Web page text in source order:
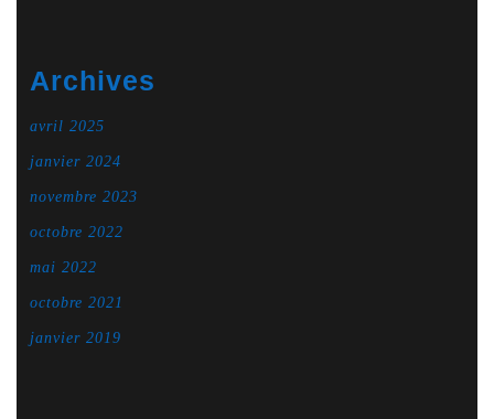
Archives
avril 2025
janvier 2024
novembre 2023
octobre 2022
mai 2022
octobre 2021
janvier 2019